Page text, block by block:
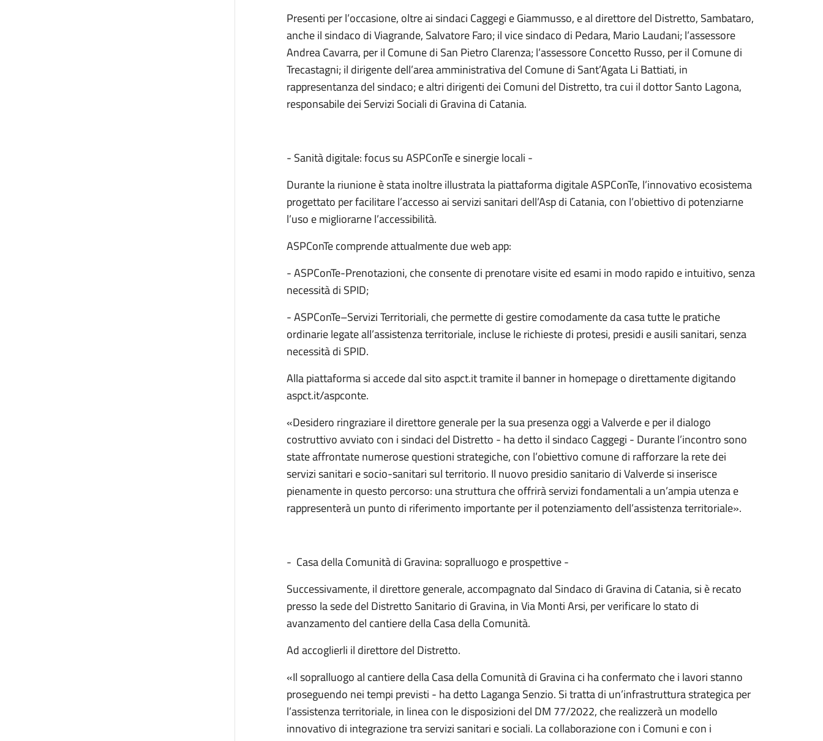
Presenti per l’occasione, oltre ai sindaci Caggegi e Giammusso, e al direttore del Distretto, Sambataro,
anche il sindaco di Viagrande, Salvatore Faro; il vice sindaco di Pedara, Mario Laudani; l’assessore
Andrea Cavarra, per il Comune di San Pietro Clarenza; l’assessore Concetto Russo, per il Comune di
Trecastagni; il dirigente dell’area amministrativa del Comune di Sant’Agata Li Battiati, in
rappresentanza del sindaco; e altri dirigenti dei Comuni del Distretto, tra cui il dottor Santo Lagona,
responsabile dei Servizi Sociali di Gravina di Catania.
- Sanità digitale: focus su ASPConTe e sinergie locali -
Durante la riunione è stata inoltre illustrata la piattaforma digitale ASPConTe, l’innovativo ecosistema
progettato per facilitare l’accesso ai servizi sanitari dell’Asp di Catania, con l’obiettivo di potenziarne
l’uso e migliorarne l’accessibilità.
ASPConTe comprende attualmente due web app:
- ASPConTe-Prenotazioni, che consente di prenotare visite ed esami in modo rapido e intuitivo, senza
necessità di SPID;
- ASPConTe–Servizi Territoriali, che permette di gestire comodamente da casa tutte le pratiche
ordinarie legate all’assistenza territoriale, incluse le richieste di protesi, presidi e ausili sanitari, senza
necessità di SPID.
Alla piattaforma si accede dal sito aspct.it tramite il banner in homepage o direttamente digitando
aspct.it/aspconte.
«Desidero ringraziare il direttore generale per la sua presenza oggi a Valverde e per il dialogo
costruttivo avviato con i sindaci del Distretto - ha detto il sindaco Caggegi - Durante l’incontro sono
state affrontate numerose questioni strategiche, con l’obiettivo comune di rafforzare la rete dei
servizi sanitari e socio-sanitari sul territorio. Il nuovo presidio sanitario di Valverde si inserisce
pienamente in questo percorso: una struttura che offrirà servizi fondamentali a un’ampia utenza e
rappresenterà un punto di riferimento importante per il potenziamento dell’assistenza territoriale».
- Casa della Comunità di Gravina: sopralluogo e prospettive -
Successivamente, il direttore generale, accompagnato dal Sindaco di Gravina di Catania, si è recato
presso la sede del Distretto Sanitario di Gravina, in Via Monti Arsi, per verificare lo stato di
avanzamento del cantiere della Casa della Comunità.
Ad accoglierli il direttore del Distretto.
«Il sopralluogo al cantiere della Casa della Comunità di Gravina ci ha confermato che i lavori stanno
proseguendo nei tempi previsti - ha detto Laganga Senzio. Si tratta di un’infrastruttura strategica per
l’assistenza territoriale, in linea con le disposizioni del DM 77/2022, che realizzerà un modello
innovativo di integrazione tra servizi sanitari e sociali. La collaborazione con i Comuni e con i